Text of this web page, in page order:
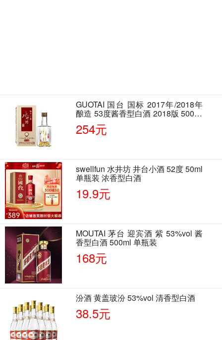
GUOTAI 国台 国标 2017年/2018年
酿造 53度酱香型白酒 2018版 500ml
单瓶装
254元
swellfun 水井坊 井台小酒 52度 50ml
单瓶装 浓香型白酒
19.9元
MOUTAI 茅台 迎宾酒 紫 53%vol 酱
香型白酒 500ml 单瓶装
168元
汾酒 黄盖玻汾 53%vol 清香型白酒
38.5元